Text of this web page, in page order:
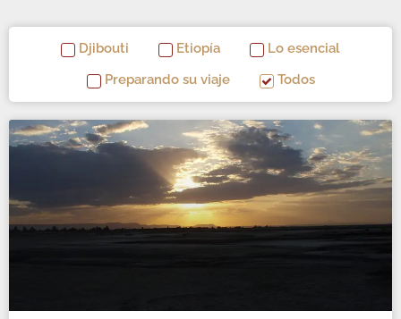
Djibouti Etiopía
Lo esencial
Preparando su viaje
Todos